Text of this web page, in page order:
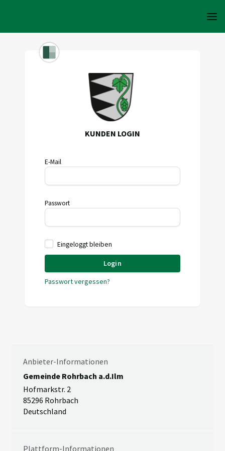
KUNDEN LOGIN
E-Mail
Passwort
Eingeloggt bleiben
Login
Passwort vergessen?
Anbieter-Informationen
Gemeinde Rohrbach a.d.Ilm
Hofmarkstr. 2
85296 Rohrbach
Deutschland
Plattform-Informationen